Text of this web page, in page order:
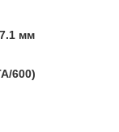
мм
600)